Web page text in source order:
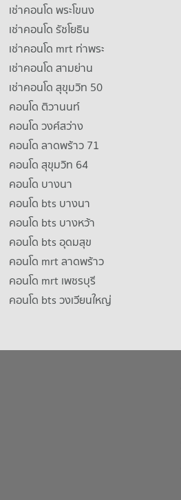
เช่าคอนโด พระโขนง
เช่าคอนโด รัชโยธิน
เช่าคอนโด mrt ท่าพระ
เช่าคอนโด สามย่าน
เช่าคอนโด สุขุมวิท 50
คอนโด ติวานนท์
คอนโด วงศ์สว่าง
คอนโด ลาดพร้าว 71
คอนโด สุขุมวิท 64
คอนโด บางนา
คอนโด bts บางนา
คอนโด bts บางหว้า
คอนโด bts อุดมสุข
คอนโด mrt ลาดพร้าว
คอนโด mrt เพชรบุรี
คอนโด bts วงเวียนใหญ่